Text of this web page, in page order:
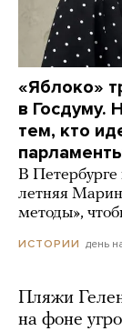
«Яблоко»
в Госдуму.
тем, кто
В Петербурге
летняя
методы»,
ИСТОРИИ день
Пляжи
на фоне